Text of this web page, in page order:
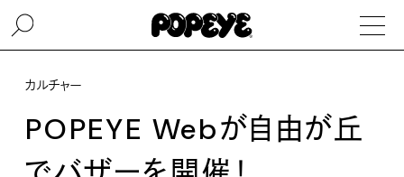
カルチャー
POPEYE Webが自由が丘